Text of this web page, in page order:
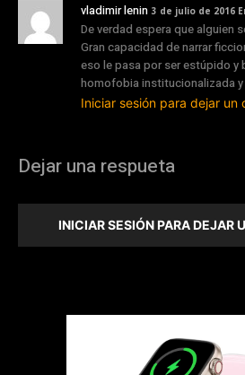
vladimir lenin 3 de julio de 2016
De verdad espera que alguien
Gran capacidad de narrar
eso le pasa por ser estúpido y
homofobia institucionalizada
Iniciar sesión para dejar un
Dejar una respueta
INICIAR SESIÓN PARA DEJAR